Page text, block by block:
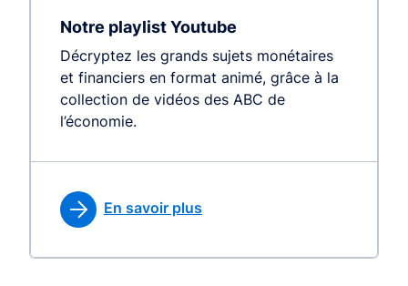
Notre playlist Youtube
Décryptez les grands sujets monétaires
et financiers en format animé, grâce à la
collection de vidéos des ABC de
l’économie.
En savoir plus